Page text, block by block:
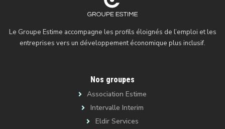
Le Groupe Estime accompagne les profils éloignés de l’emploi et les
entreprises vers un développement économique plus inclusif.
Nos groupes
Association Estime
Intervalle Interim
Eldir Services